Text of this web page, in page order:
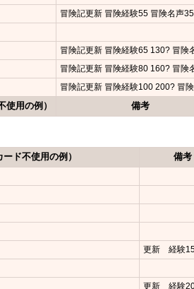
使用の例） 備考
冒険記更新 冒険経験55 冒険名声35
冒険記更新 冒険経験65 130? 冒険
冒険記更新 冒険経験80 160? 冒険
冒険記更新 冒険経験100 200? 冒
ド不使用の例） 備考
更新 経験
更新 経験